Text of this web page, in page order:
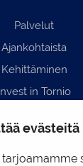
evästeitä
Palvelut
Ajankohtaista
Kehittäminen
in Tornio
Yhteystiedot
linkkejä